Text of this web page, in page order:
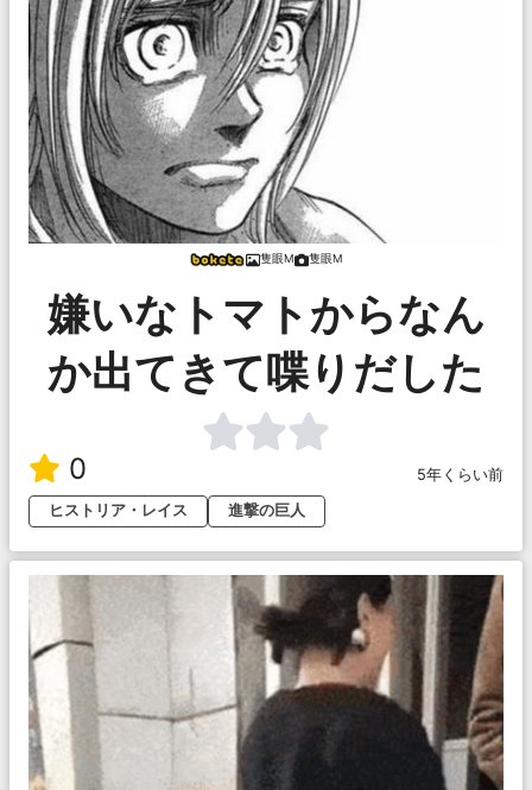
隻眼M 隻眼M
嫌いなトマトからなん
か出てきて喋りだした
0
5年くらい前
ヒストリア・レイス
進撃の巨人